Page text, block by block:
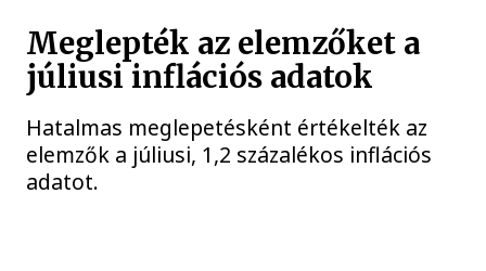
Meglepték az elemzőket a
júliusi inflációs adatok
Hatalmas meglepetésként értékelték az
elemzők a júliusi, 1,2 százalékos inflációs
adatot.